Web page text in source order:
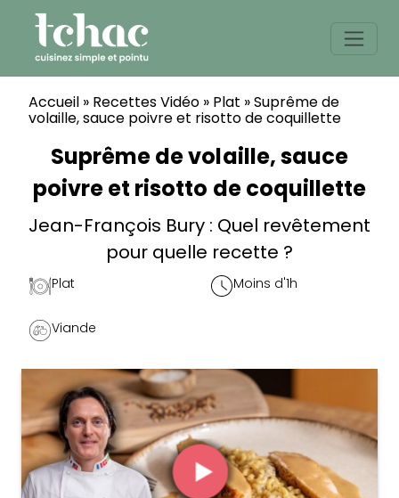
content
Accueil » Recettes Vidéo » Plat »Suprême de
volaille, sauce poivre et risotto de coquillette
Suprême de volaille, sauce
poivre et risotto de coquillette
Jean-François Bury : Quel revêtement
pour quelle recette ?
Plat Moins d'1h
Viande